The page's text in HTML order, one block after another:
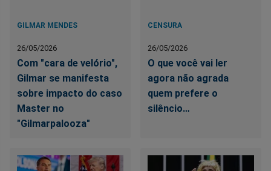
GILMAR MENDES
26/05/2026
Com "cara de velório",
Gilmar se manifesta
sobre impacto do caso
Master no
"Gilmarpalooza"
CENSURA
26/05/2026
O que você vai ler
agora não agrada
quem prefere o
silêncio…